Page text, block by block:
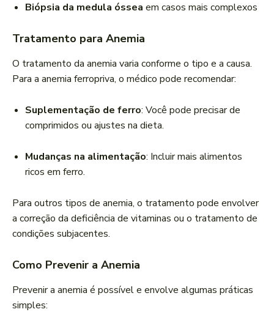
Biópsia da medula óssea em casos mais complexos
Tratamento para Anemia
O tratamento da anemia varia conforme o tipo e a causa.
Para a anemia ferropriva, o médico pode recomendar:
Suplementação de ferro: Você pode precisar de
comprimidos ou ajustes na dieta.
Mudanças na alimentação: Incluir mais alimentos
ricos em ferro.
Para outros tipos de anemia, o tratamento pode envolver
a correção da deficiência de vitaminas ou o tratamento de
condições subjacentes.
Como Prevenir a Anemia
Prevenir a anemia é possível e envolve algumas práticas
simples: